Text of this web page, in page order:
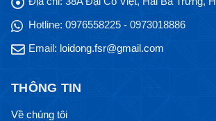
Hotline: 0976558225 - 0973018886
Email: loidong.fsr@gmail.com
THÔNG TIN
Về chúng tôi